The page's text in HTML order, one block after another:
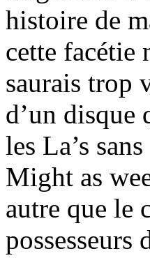
histoire de
cette facétie
saurais trop
d’un disque
les La’s
Might as
autre que le